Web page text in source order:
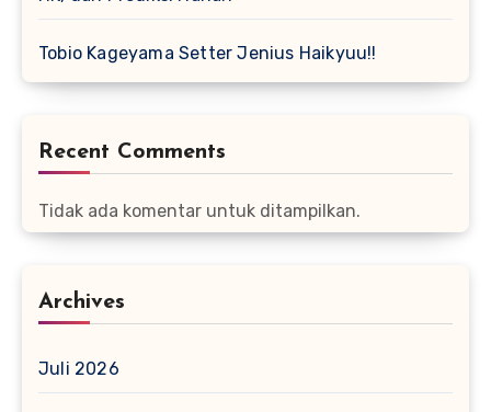
Tobio Kageyama Setter Jenius Haikyuu!!
Recent Comments
Tidak ada komentar untuk ditampilkan.
Archives
Juli 2026